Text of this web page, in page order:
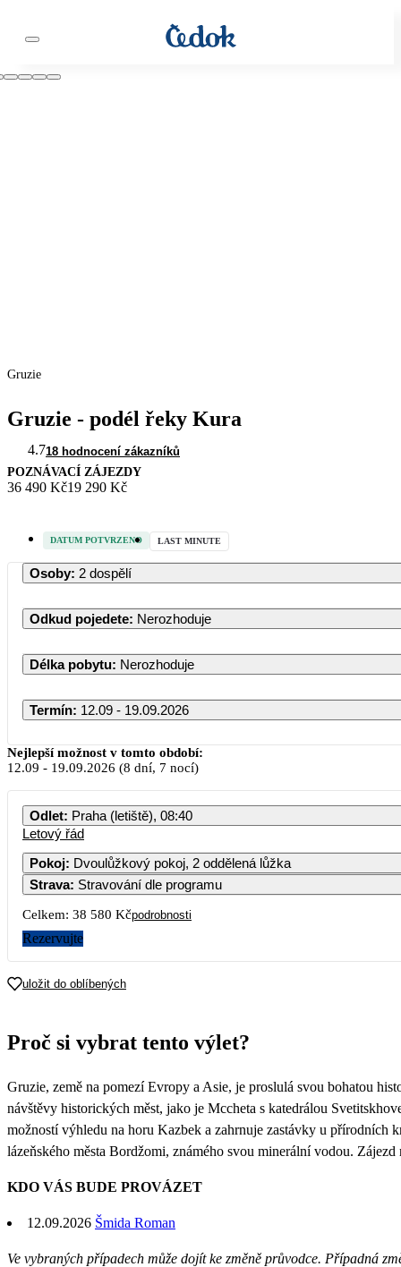
Gruzie
Gruzie - podél řeky Kura
4.718 hodnocení zákazníků
POZNÁVACÍ ZÁJEZDY
36 490 Kč19 290 Kč
DATUM POTVRZENO LAST MINUTE
Osoby: 2 dospělí
Odkud pojedete: Nerozhoduje
Délka pobytu: Nerozhoduje
Termín: 12.09 - 19.09.2026
Nejlepší možnost v tomto období:
12.09 - 19.09.2026 (8 dní, 7 nocí)
Odlet: Praha (letiště), 08:40
Letový řád
Pokoj: Dvoulůžkový pokoj, 2 oddělená lůžka
Strava: Stravování dle programu
Celkem: 38 580 Kčpodrobnosti
Rezervujte
uložit do oblíbených
Proč si vybrat tento výlet?
Gruzie, země na pomezí Evropy a Asie, je proslulá svou bohatou
návštěvy historických měst, jako je Mccheta s katedrálou
možností výhledu na horu Kazbek a zahrnuje zastávky u přírodních
lázeňského města Bordžomi, známého svou minerální vodou.
KDO VÁS BUDE PROVÁZET
12.09.2026 Šmida Roman
Ve vybraných případech může dojít ke změně průvodce. Případná